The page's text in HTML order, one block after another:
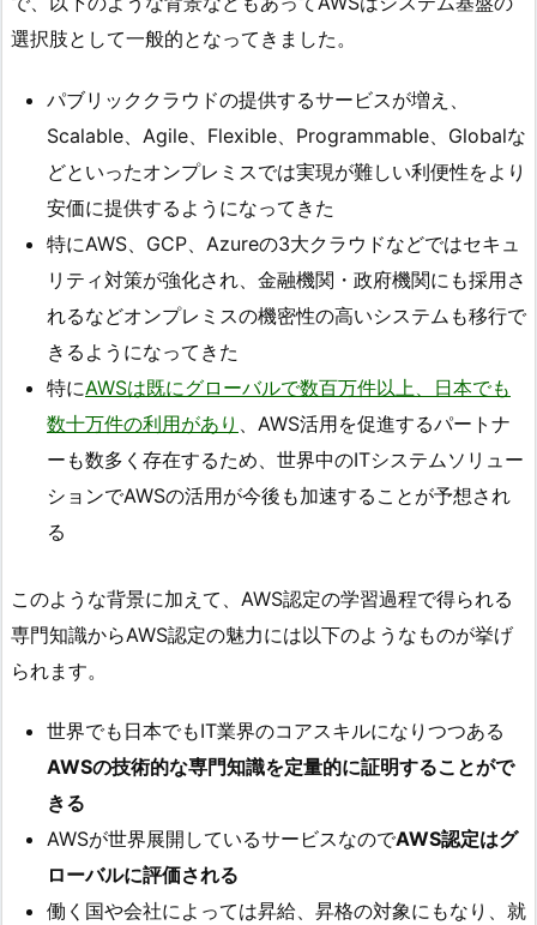
選択肢として一般的となってきました。
パブリッククラウドの提供するサービスが増え、
Scalable、Agile、Flexible、Programmable、Globalな
どといったオンプレミスでは実現が難しい利便性をより
安価に提供するようになってきた
特にAWS、GCP、Azureの3大クラウドなどではセキュ
リティ対策が強化され、金融機関・政府機関にも採用さ
れるなどオンプレミスの機密性の高いシステムも移行で
きるようになってきた
特にAWSは既にグローバルで数百万件以上、日本でも
数十万件の利用があり
、AWS活用を促進するパートナ
ーも数多く存在するため、世界中のITシステムソリュー
ションでAWSの活用が今後も加速することが予想され
る
このような背景に加えて、AWS認定の学習過程で得られる
専門知識からAWS認定の魅力には以下のようなものが挙げ
られます。
世界でも日本でもIT業界のコアスキルになりつつある
AWSの技術的な専門知識を定量的に証明することがで
きる
AWSが世界展開しているサービスなのでAWS認定はグ
ローバルに評価される
働く国や会社によっては昇給、昇格の対象にもなり、就